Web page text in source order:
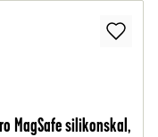
MagSafe silikonskal,